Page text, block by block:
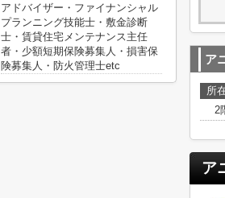
ア
所
2
ア
アドバイザー・ファイナンシャル
プランニング技能士・敷金診断
士・賃貸住宅メンテナンス主任
者・少額短期保険募集人・損害保
険募集人・防火管理士etc